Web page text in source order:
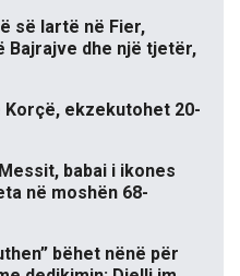
së lartë në Fier,
Bajrajve dhe një tjetër,
ekzekutohet 20-
babai i ikones
në moshën 68-
bëhet nënë për